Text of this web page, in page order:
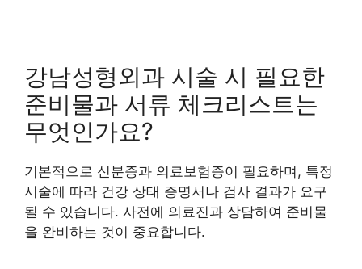
강남성형외과 시술 시 필요한
준비물과 서류 체크리스트는
무엇인가요?
기본적으로 신분증과 의료보험증이 필요하며, 특정
시술에 따라 건강 상태 증명서나 검사 결과가 요구
될 수 있습니다. 사전에 의료진과 상담하여 준비물
을 완비하는 것이 중요합니다.